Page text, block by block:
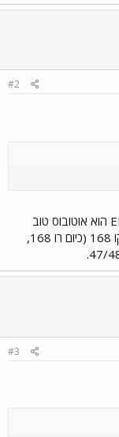
#2
מנגד, ה-6318 (90-760-01) - מאן EL262F הוא אוטובוס טוב
מאוד - מבין הטובים ביותר. הוא בעבר היה בקו 168 (כיום רו 168,
#3